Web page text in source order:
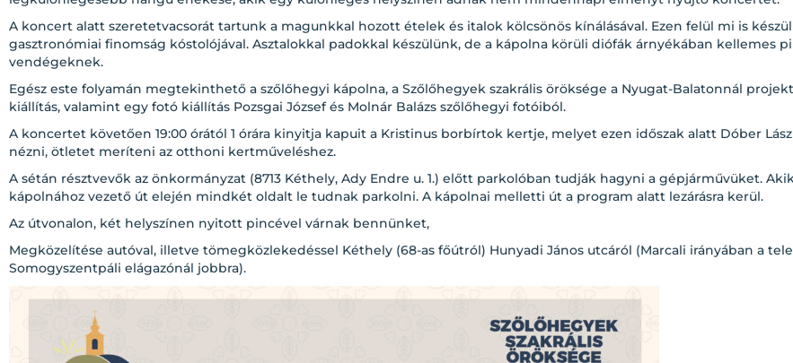
A koncert alatt szeretetvacsorát tartunk a magunkkal hozott ételek és italok kölcsönös kínálásával. Ezen felül mi is
gasztronómiai finomság kóstolójával. Asztalokkal padokkal készülünk, de a kápolna körüli diófák árnyékában kellemes
vendégeknek.
Egész este folyamán megtekinthető a szőlőhegyi kápolna, a Szőlőhegyek szakrális öröksége a Nyugat-Balatonnál
kiállítás, valamint egy fotó kiállítás Pozsgai József és Molnár Balázs szőlőhegyi fotóiból.
A koncertet követően 19:00 órától 1 órára kinyitja kapuit a Kristinus borbírtok kertje, melyet ezen időszak alatt Dóber
nézni, ötletet meríteni az otthoni kertműveléshez.
A sétán résztvevők az önkormányzat (8713 Kéthely, Ady Endre u. 1.) előtt parkolóban tudják hagyni a gépjárművüket.
kápolnához vezető út elején mindkét oldalt le tudnak parkolni. A kápolnai melletti út a program alatt lezárásra kerül.
Az útvonalon, két helyszínen nyitott pincével várnak bennünket,
Megközelítése autóval, illetve tömegközlekedéssel Kéthely (68-as főútról) Hunyadi János utcáról (Marcali irányában a
Somogyszentpáli elágazónál jobbra).